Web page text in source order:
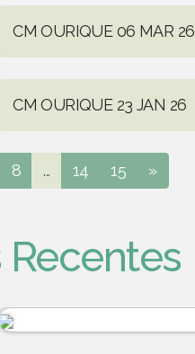
CM OURIQUE 06 MAR 26
CM OURIQUE 23 JAN 26
8 ... 14 15 »